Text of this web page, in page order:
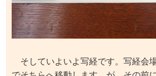
そしていよいよ写経です。写経会